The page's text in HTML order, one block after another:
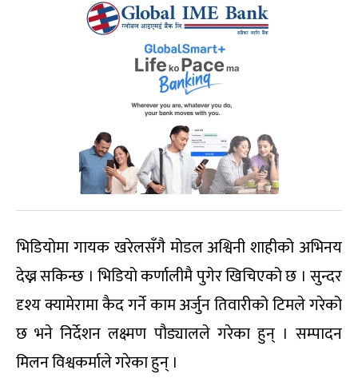
भिडियोमा गायक खरेलसँगै मोडल अश्विनी शाहीको अभिनय
देख्न सकिन्छ । भिडियो कर्णालीमै पुगेर खिचिएको छ । सुन्दर
दृश्य क्यामेरामा कैद गर्ने काम अर्जुन तिवारीको टिमले गरेको
छ भने निर्देशन लक्ष्मण पौड्यालले गरेका हुन् । सम्पादन
मिलन विश्वकर्माले गरेका हुन् ।